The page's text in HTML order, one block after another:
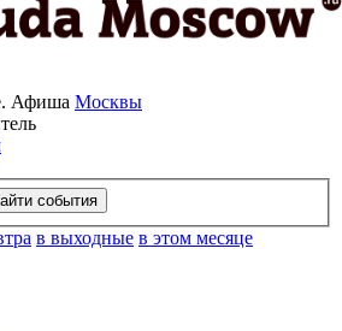
Афиша Москвы
в выходные в этом месяце